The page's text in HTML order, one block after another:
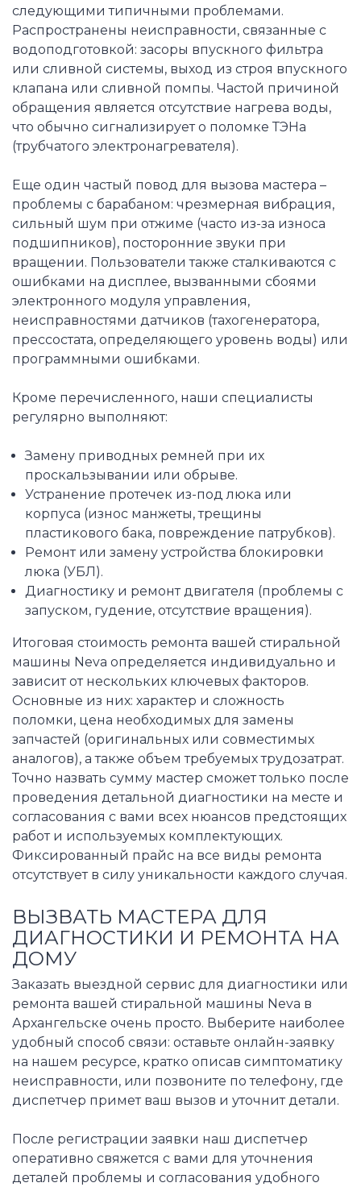
следующими типичными проблемами.
Распространены неисправности, связанные с
водоподготовкой: засоры впускного фильтра
или сливной системы, выход из строя впускного
клапана или сливной помпы. Частой причиной
обращения является отсутствие нагрева воды,
что обычно сигнализирует о поломке ТЭНа
(трубчатого электронагревателя).
Еще один частый повод для вызова мастера –
проблемы с барабаном: чрезмерная вибрация,
сильный шум при отжиме (часто из-за износа
подшипников), посторонние звуки при
вращении. Пользователи также сталкиваются с
ошибками на дисплее, вызванными сбоями
электронного модуля управления,
неисправностями датчиков (тахогенератора,
прессостата, определяющего уровень воды) или
программными ошибками.
Кроме перечисленного, наши специалисты
регулярно выполняют:
Замену приводных ремней при их
проскальзывании или обрыве.
Устранение протечек из-под люка или
корпуса (износ манжеты, трещины
пластикового бака, повреждение патрубков).
Ремонт или замену устройства блокировки
люка (УБЛ).
Диагностику и ремонт двигателя (проблемы с
запуском, гудение, отсутствие вращения).
Итоговая стоимость ремонта вашей стиральной
машины Neva определяется индивидуально и
зависит от нескольких ключевых факторов.
Основные из них: характер и сложность
поломки, цена необходимых для замены
запчастей (оригинальных или совместимых
аналогов), а также объем требуемых трудозатрат.
Точно назвать сумму мастер сможет только после
проведения детальной диагностики на месте и
согласования с вами всех нюансов предстоящих
работ и используемых комплектующих.
Фиксированный прайс на все виды ремонта
отсутствует в силу уникальности каждого случая.
ВЫЗВАТЬ МАСТЕРА ДЛЯ
ДИАГНОСТИКИ И РЕМОНТА НА
ДОМУ
Заказать выездной сервис для диагностики или
ремонта вашей стиральной машины Neva в
Архангельске очень просто. Выберите наиболее
удобный способ связи: оставьте онлайн-заявку
на нашем ресурсе, кратко описав симптоматику
неисправности, или позвоните по телефону, где
диспетчер примет ваш вызов и уточнит детали.
После регистрации заявки наш диспетчер
оперативно свяжется с вами для уточнения
деталей проблемы и согласования удобного